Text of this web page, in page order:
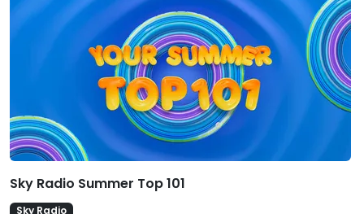
Sky Radio Summer Top 101
Sky Radio